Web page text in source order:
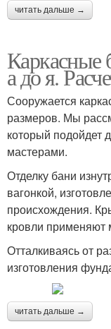
читать дальше →
Каркасные
а до я.
Сооружается
размеров. Мы
который подойдет
мастерами.
Отделку бани
вагонкой,
происхождения.
кровли применяют
Отталкиваясь от
изготовления
читать дальше →